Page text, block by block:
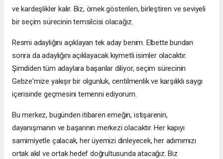
ve kardeşlikler kalır. Biz, örnek gösterilen, birleştiren ve seviyeli
bir seçim sürecinin temsilcisi olacağız.
Resmi adaylığını açıklayan tek aday benim. Elbette bundan
sonra da adaylığını açıklayacak kıymetli isimler olacaktır.
Şimdiden tüm adaylara başarılar diliyor, seçim sürecinin
Gebze'mize yakışır bir olgunluk, centilmenlik ve karşılıklı saygı
içerisinde geçmesini temenni ediyorum.
Bu merkez, bugünden itibaren emeğin, istişarenin,
dayanışmanın ve başarının merkezi olacaktır. Her kapıyı
samimiyetle çalacak, her üyemizi dinleyecek, her adımımızı
ortak akıl ve ortak hedef doğrultusunda atacağız. Biz